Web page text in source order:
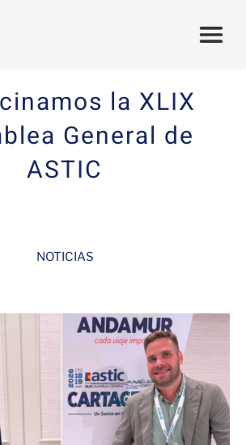
la XLIX
General de
ASTIC
NOTICIAS